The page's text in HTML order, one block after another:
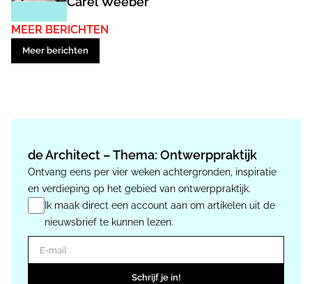
MEER BERICHTEN
Meer berichten
de Architect – Thema: Ontwerppraktijk
Ontvang eens per vier weken achtergronden, inspiratie
en verdieping op het gebied van ontwerppraktijk.
Ik maak direct een account aan om artikelen uit de
nieuwsbrief te kunnen lezen.
Schrijf je in!